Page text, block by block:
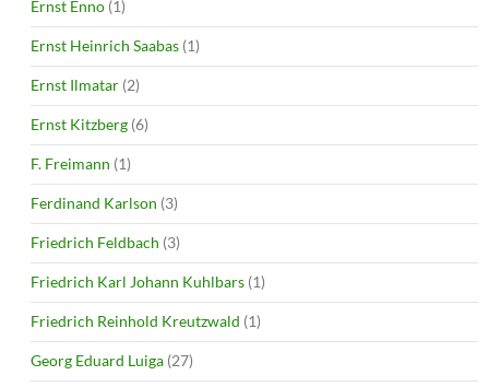
Ernst Enno (1)
Ernst Heinrich Saabas (1)
Ernst Ilmatar (2)
Ernst Kitzberg (6)
F. Freimann (1)
Ferdinand Karlson (3)
Friedrich Feldbach (3)
Friedrich Karl Johann Kuhlbars (1)
Friedrich Reinhold Kreutzwald (1)
Georg Eduard Luiga (27)